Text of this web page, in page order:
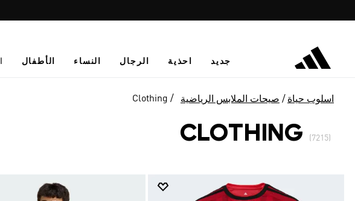
جديد احذية الرجال النساء الأطفال
اسلوب حياة صيحات الملابس الرياضية Clothing
CLOTHING (7215)